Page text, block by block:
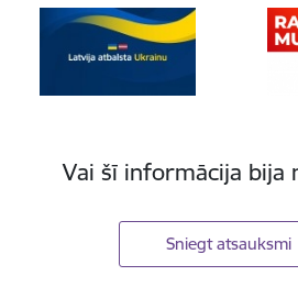
Vai šī informācija bija
Sniegt atsauksmi